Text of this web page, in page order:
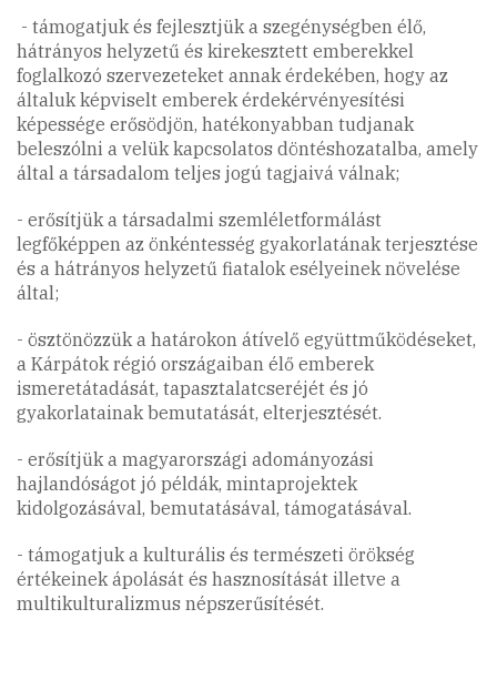
- támogatjuk és fejlesztjük a szegénységben élő,
hátrányos helyzetű és kirekesztett emberekkel
foglalkozó szervezeteket annak érdekében, hogy az
általuk képviselt emberek érdekérvényesítési
képessége erősödjön, hatékonyabban tudjanak
beleszólni a velük kapcsolatos döntéshozatalba, amely
által a társadalom teljes jogú tagjaivá válnak;
- erősítjük a társadalmi szemléletformálást
legfőképpen az önkéntesség gyakorlatának terjesztése
és a hátrányos helyzetű fiatalok esélyeinek növelése
által;
- ösztönözzük a határokon átívelő együttműködéseket,
a Kárpátok régió országaiban élő emberek
ismeretátadását, tapasztalatcseréjét és jó
gyakorlatainak bemutatását, elterjesztését.
- erősítjük a magyarországi adományozási
hajlandóságot jó példák, mintaprojektek
kidolgozásával, bemutatásával, támogatásával.
- támogatjuk a kulturális és természeti örökség
értékeinek ápolását és hasznosítását illetve a
multikulturalizmus népszerűsítését.